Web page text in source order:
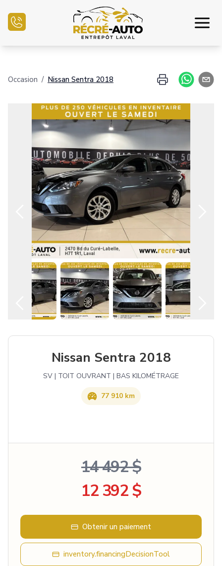
Demande de crédit
Vendre mon auto
Centre mécanique
Nous joindre
Occasion / Nissan Sentra 2018
Nissan Sentra 2018
SV | TOIT OUVRANT | BAS KILOMÉTRAGE
77 910 km
14 492 $
12 392 $
Obtenir un paiement
inventory.financingDecisionTool